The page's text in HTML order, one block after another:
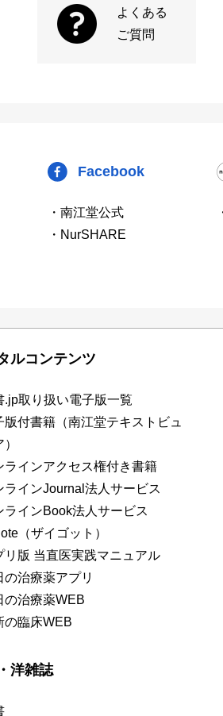
よくある
ご質問
Facebook
・南江堂公式
・NurSHARE
ルコンテンツ
.jp取り扱い電子版一覧
版付書籍（南江堂テキストビュ
ラインアクセス権付き書籍
ラインJournal法人サービス
ラインBook法人サービス
（ザイゴット）
リ版 当直医実践マニュアル
の治療薬アプリ
の治療薬WEB
の臨床WEB
洋雑誌